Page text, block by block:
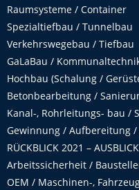
Raumsysteme / Container
Spezialtiefbau / Tunnelbau
Verkehrswegebau / Tiefbau
GaLaBau /
Hochbau (Schalung /
Betonbearbeitung /
Kanal-, Rohrleitungs- bau /
Gewinnung / Aufbereitung /
RÜCKBLICK 2021 –
Arbeitssicherheit /
OEM / Maschinen-,